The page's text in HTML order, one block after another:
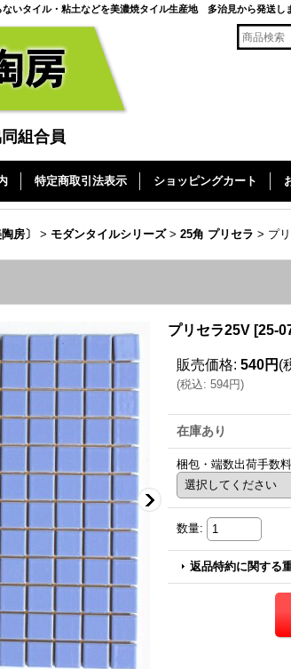
いタイル・粘土などを美濃焼タイル生産地 多治見から発送し
組合員
特定商取引法表示 ショッピングカート
房〕 > モダンタイルシリーズ > 25角 プリセラ > プ
プリセラ25V [25-
販売価格: 540円 (
(税込: 594円)
在庫あり
梱包・端数出荷手数料
数量:
返品特約に関する